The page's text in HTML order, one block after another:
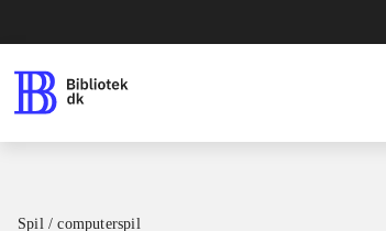
Spil / computerspil